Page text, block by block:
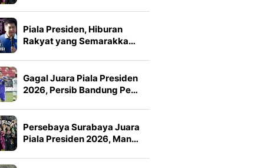
Piala Presiden, Hiburan
Rakyat yang Semarakka…
Gagal Juara Piala Presiden
2026, Persib Bandung Pe…
Persebaya Surabaya Juara
Piala Presiden 2026, Man…